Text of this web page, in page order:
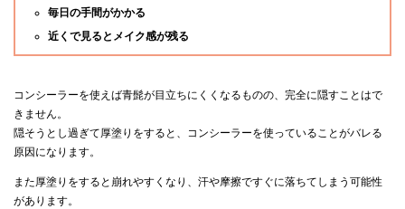
毎日の手間がかかる
近くで見るとメイク感が残る
コンシーラーを使えば青髭が目立ちにくくなるものの、完全に隠すことはで
きません。
隠そうとし過ぎて厚塗りをすると、コンシーラーを使っていることがバレる
原因になります。
また厚塗りをすると崩れやすくなり、汗や摩擦ですぐに落ちてしまう可能性
があります。